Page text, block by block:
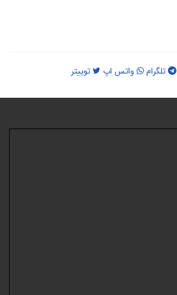
تلگرام واتس اپ توییتر